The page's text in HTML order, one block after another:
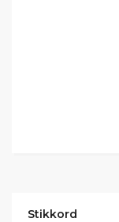
Stikkord